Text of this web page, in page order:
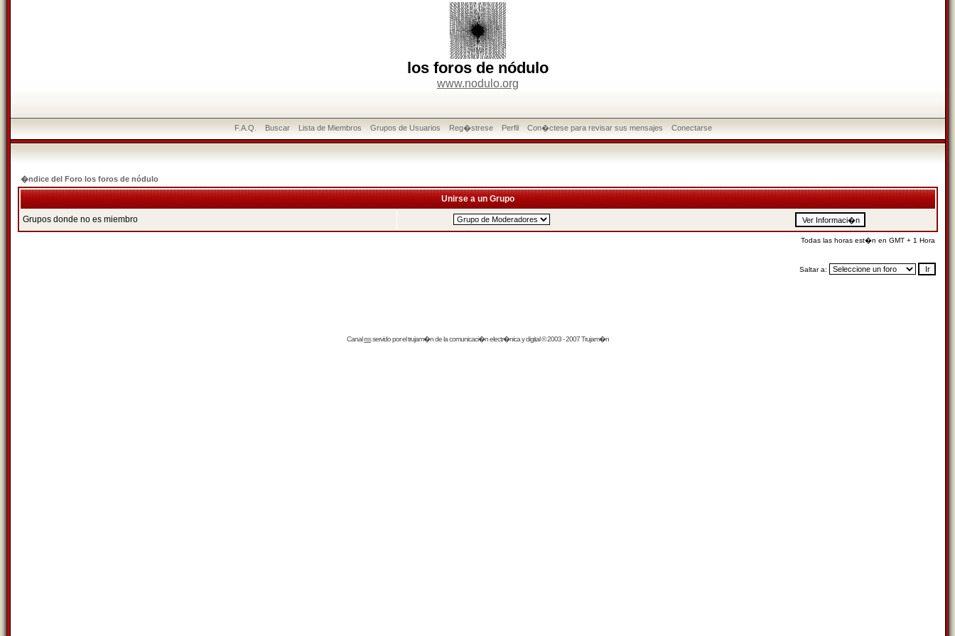
los foros de nódulo
www.nodulo.org
F.A.Q. Buscar Lista de Miembros Grupos de Usuarios Reg�strese Perfil Con�ctese para revisar sus mensajes Conectarse
�ndice del Foro los foros de nódulo
Unirse a un Grupo
Grupos donde no es miembro
Todas las horas est�n en GMT + 1 Hora
Saltar a:
Canalrssservido por eltrujam�nde la comunicaci�n electr�nica y digital © 2003 - 2007 Trujam�n